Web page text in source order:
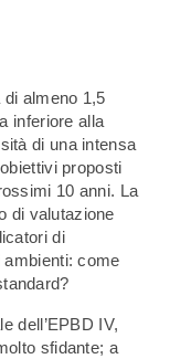
almeno 1,5
inferiore alla
di una intensa
proposti
10 anni. La
di valutazione
di
come
dell’EPBD IV,
sfidante; a